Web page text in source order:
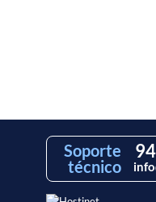
Soporte
técnico